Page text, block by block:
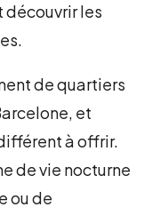
les
de quartiers
et
à offrir.
de vie nocturne
ou de